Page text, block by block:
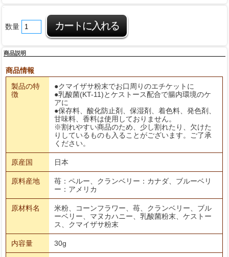
数量
商品説明
商品情報
製品の特
徴
●クマイザサ粉末でお口周りのエチケットに
●乳酸菌(KT-11)とケストース配合で腸内環境のケ
アに
●保存料、酸化防止剤、保湿剤、着色料、発色剤、
甘味料、香料は使用しておりません。
※割れやすい商品のため、少し割れたり、欠けた
りしているものも入ることがございます。ご了承
ください。
原産国 日本
原料産地
苺：ペルー、クランベリー：カナダ、ブルーベリ
ー：アメリカ
原材料名
米粉、コーンフラワー、苺、クランベリー、ブル
ーベリー、マヌカハニー、乳酸菌粉末、ケストー
ス、クマイザサ粉末
内容量 30g